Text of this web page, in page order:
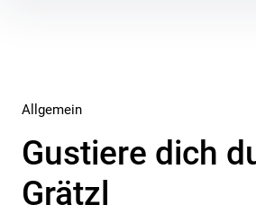
Allgemein
Gustiere dich
Grätzl